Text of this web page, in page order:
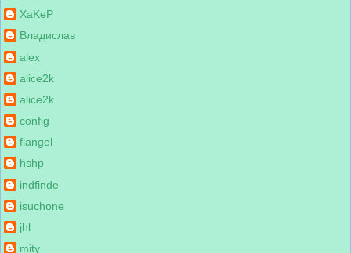
XaKeP
Владислав
alex
alice2k
alice2k
config
flangel
hshp
indfinde
isuchone
jhl
mity